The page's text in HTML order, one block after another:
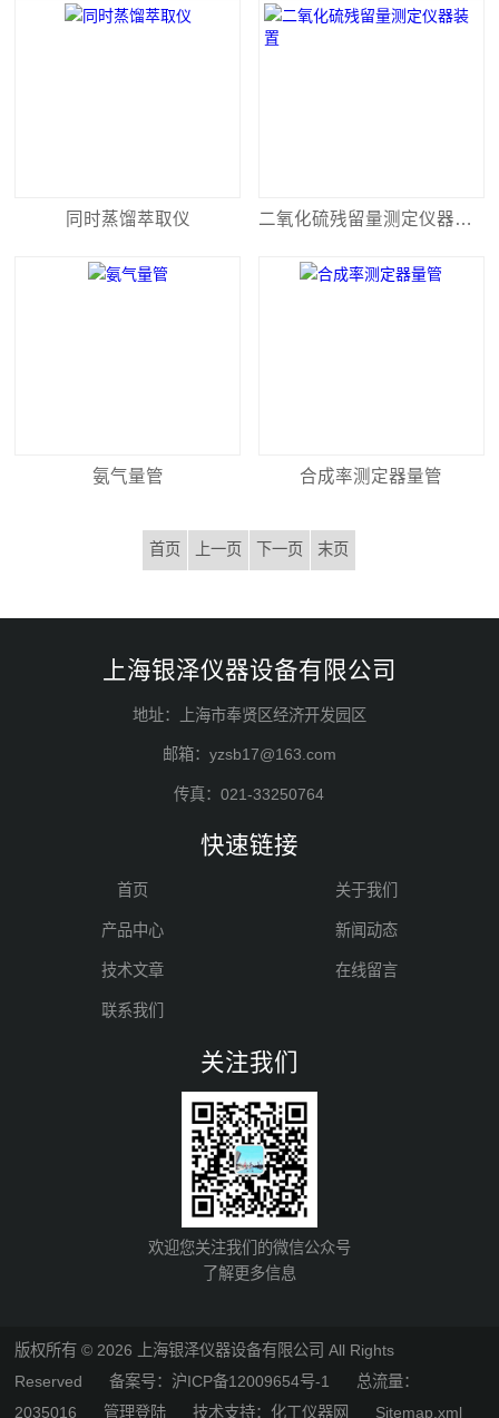
同时蒸馏萃取仪 二氧化硫残留量测定仪器装置
氨气量管 合成率测定器量管
首页 上一页 下一页 末页
上海银泽仪器设备有限公司
地址：上海市奉贤区经济开发园区
邮箱：yzsb17@163.com
传真：021-33250764
快速链接
首页 关于我们
产品中心 新闻动态
技术文章 在线留言
联系我们
关注我们
欢迎您关注我们的微信公众号
了解更多信息
版权所有 © 2026 上海银泽仪器设备有限公司 All Rights
Reserved备案号：沪ICP备12009654号-1
总流量：
2035016 管理登陆 技术支持：化工仪器网 Sitemap.xml